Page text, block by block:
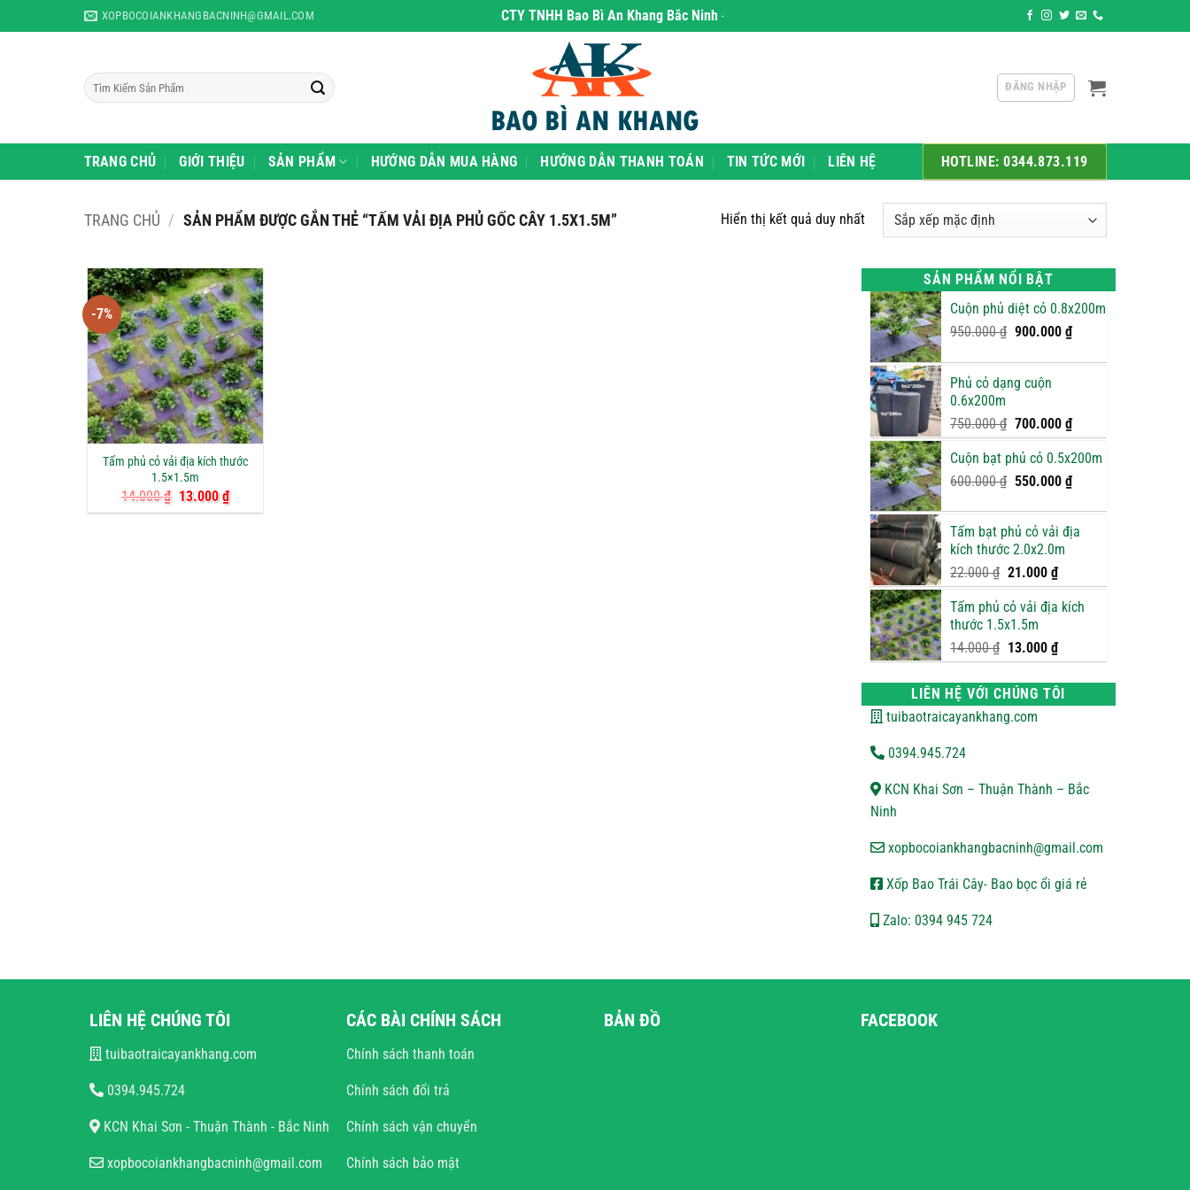
to
XOPBOCOIANKHANGBACNINH@GMAIL.COM CTY TNHH Bao Bì An Khang Bắc Ninh- chuyên phân phối sỉ và lẻ các sản phẩm như: Xốp bọc trái cây, xốp Pe Foam,
Tìm
kiếm:
ĐĂNG NHẬP
TRANG CHỦ GIỚI THIỆU SẢN PHẨM HƯỚNG DẪN MUA HÀNG HƯỚNG DẪN THANH TOÁN TIN TỨC MỚI LIÊN HỆ HOTLINE: 0344.873.119
TRANG CHỦ / SẢN PHẨM ĐƯỢC GẮN THẺ “TẤM VẢI ĐỊA PHỦ GỐC CÂY 1.5X1.5M” Hiển thị kết quả duy nhất
-7%
Tấm phủ cỏ vải địa kích thước
1.5×1.5m
14.000₫ Giá
gốc
13.000₫Giá
hiện
SẢN PHẨM NỔI BẬT
Cuộn phủ diệt cỏ 0.8x200m
950.000₫ Giá
là:
950.000 ₫.
900.000₫Giá
tại
Phủ cỏ dạng cuộn
0.6x200m
750.000₫ Giá
gốc
là:
750.000 ₫.
700.000₫Giá
hiện
tại
là:
Cuộn bạt phủ cỏ 0.5x200m
600.000₫ Giá
là:
600.000 ₫.
550.000₫Giá
tại
là:
Tấm bạt phủ cỏ vải địa
kích thước 2.0x2.0m
22.000₫ Giá
gốc
là:
22.000 ₫.
21.000₫Giá
hiện
tại
21.000 ₫.
Tấm phủ cỏ vải địa kích
thước 1.5x1.5m
14.000₫ Giá
gốc
là:
14.000 ₫.
13.000₫Giá
hiện
tại
là:
LIÊN HỆ VỚI CHÚNG TÔI
tuibaotraicayankhang.com
0394.945.724
KCN Khai Sơn – Thuận Thành – Bắc
Ninh
xopbocoiankhangbacninh@gmail.com
Xốp Bao Trái Cây- Bao bọc ổi giá rẻ
Zalo: 0394 945 724
LIÊN HỆ CHÚNG TÔI
tuibaotraicayankhang.com
0394.945.724
KCN Khai Sơn - Thuận Thành - Bắc Ninh
xopbocoiankhangbacninh@gmail.com
CÁC BÀI CHÍNH SÁCH
Chính sách thanh toán
Chính sách đổi trả
Chính sách vận chuyển
Chính sách bảo mật
BẢN ĐỒ FACEBOOK